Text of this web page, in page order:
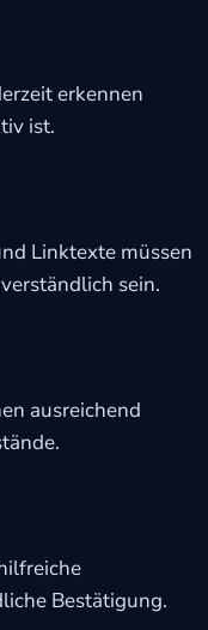
erkennen
ist.
Linktexte müssen
sein.
ausreichend
Bestätigung.